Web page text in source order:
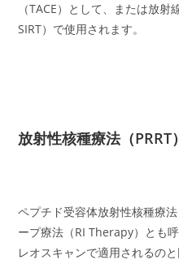
（TACE）として、または放
SIRT）で使用されます。
放射性核種療法（PRRT）
ペプチド受容体放射性核種療
ープ療法（RI Therapy）とも
レオスキャンで適用されるの